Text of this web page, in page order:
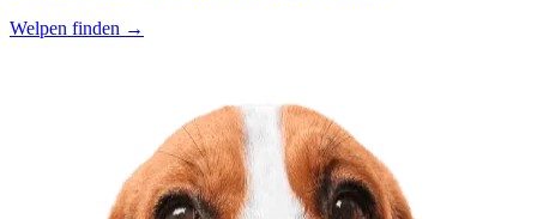
Welpen finden →